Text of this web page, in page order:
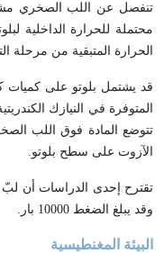
تنفصل عن اللب الصخري
محتملة للحرارة الداخلية
الحرارة المتبقية من مرحلة
قد يشتمل بلوتو على كميات
تتوضع المادة فوق اللب
الآزوت على سطح بلوتو.
وقد يبلغ الضغط 10000 بار.
البيئة المغنطيسية